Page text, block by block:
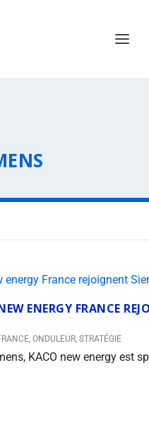
ENERGY FRANCE
,ONDULEUR,STRATÉGIE
KACO new energy est